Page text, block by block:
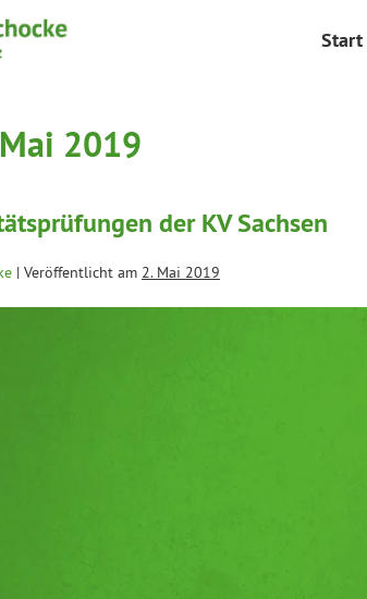
Start
2019
der KV Sachsen
| Veröffentlicht am 2. Mai 2019